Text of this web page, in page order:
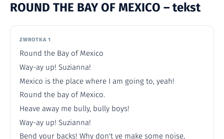
ROUND THE BAY OF MEXICO – tekst
ZWROTKA 1
Round the Bay of Mexico
Way-ay up! Suzianna!
Mexico is the place where I am going to, yeah!
Round the bay of Mexico.
Heave away me bully, bully boys!
Way-ay up! Suzianna!
Bend your backs! Why don't ye make some noise,